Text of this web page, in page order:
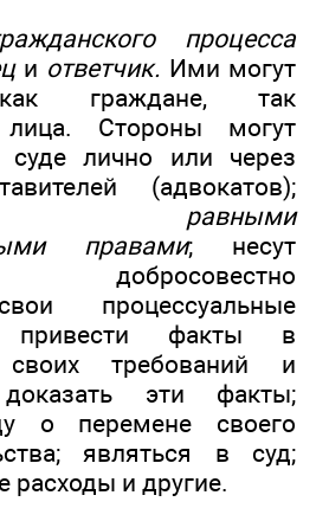
процесса
и ответчик. Ими могут
граждане, так
лица. Стороны могут
лично или через
(адвокатов);
равными
правами; несут
процессуальные
привести факты в
своих требований и
эти факты;
о перемене своего
являться в суд;
расходы и другие.